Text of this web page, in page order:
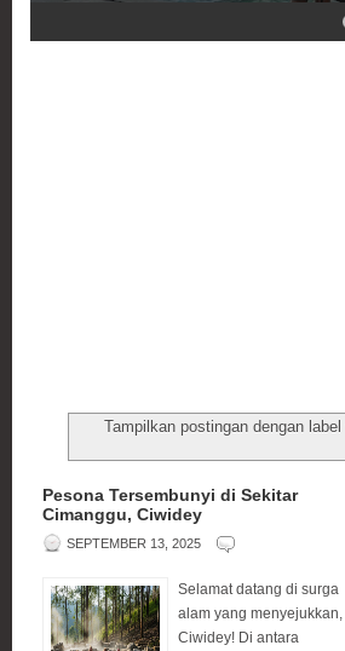
Tampilkan postingan dengan label
Pesona Tersembunyi di Sekitar
Cimanggu, Ciwidey
SEPTEMBER 13, 2025
Selamat datang di surga
alam yang menyejukkan,
Ciwidey! Di antara